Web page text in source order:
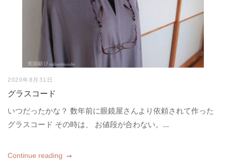
2020年8月31日
グラスコード
いつだったかな？ 数年前に眼鏡屋さんより依頼されて作った
グラスコード その時は、 お値段が合わない。...
Continue reading